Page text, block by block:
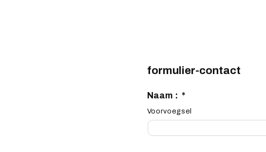
formulier-contact
Naam : *
Voorvoegsel